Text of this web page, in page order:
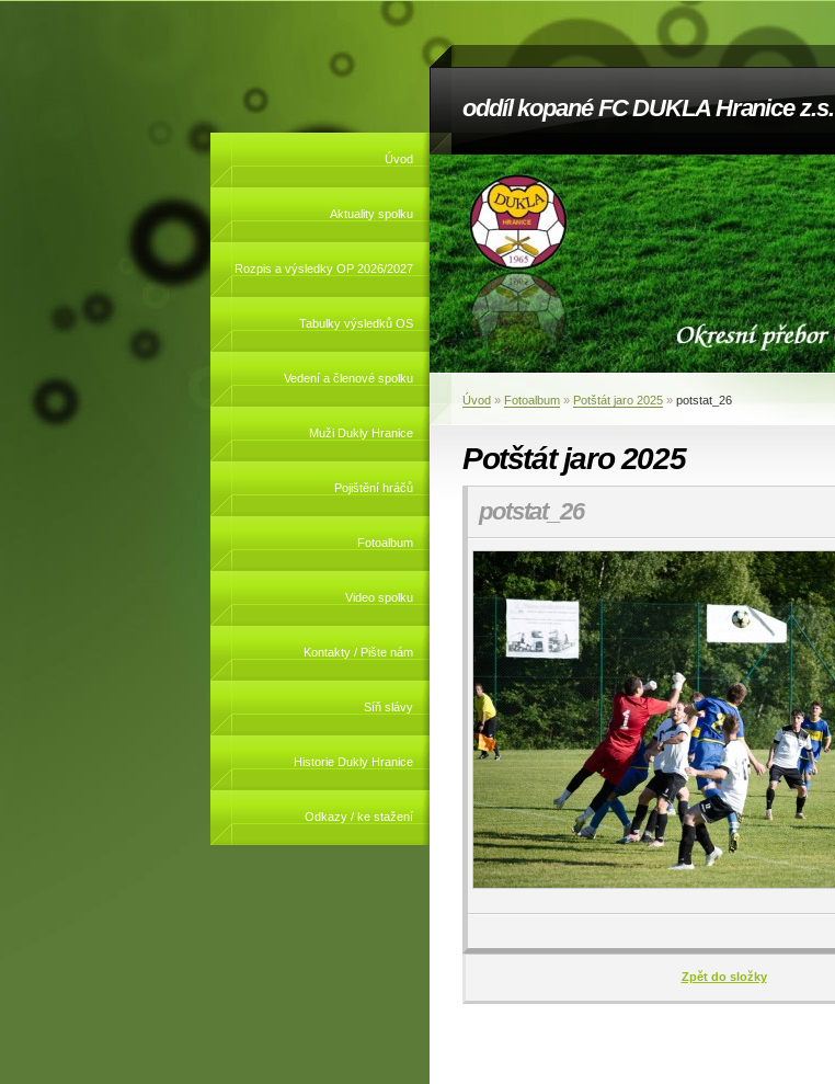
oddíl kopané FC DUKLA Hranice z.s.
Úvod
Aktuality spolku
Rozpis a výsledky OP 2026/2027
Tabulky výsledků OS
Vedení a členové spolku
Muži Dukly Hranice
Pojištění hráčů
Fotoalbum
Video spolku
Kontakty / Pište nám
Síň slávy
Historie Dukly Hranice
Odkazy / ke stažení
Úvod » Fotoalbum » Potštát jaro 2025 » potstat_26
Potštát jaro 2025
potstat_26
Zpět do složky